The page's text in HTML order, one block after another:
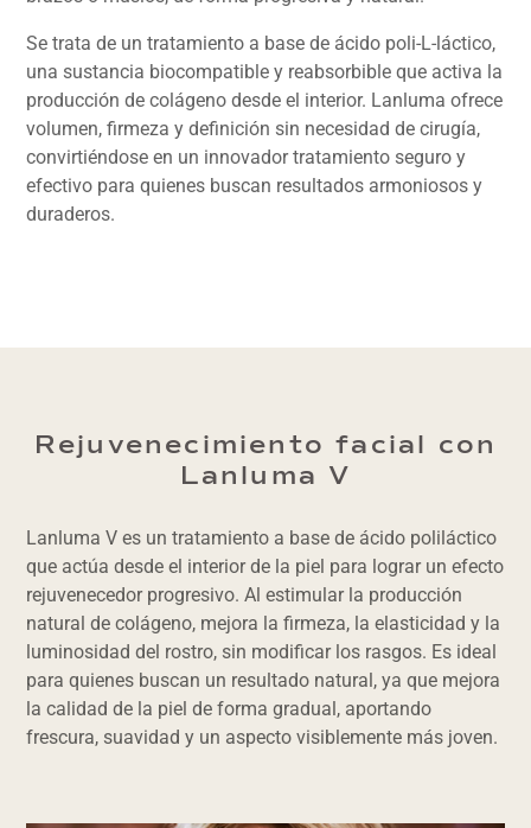
Se trata de un tratamiento a base de ácido poli-L-láctico,
una sustancia biocompatible y reabsorbible que activa la
producción de colágeno desde el interior. Lanluma ofrece
volumen, firmeza y definición sin necesidad de cirugía,
convirtiéndose en un innovador tratamiento seguro y
efectivo para quienes buscan resultados armoniosos y
duraderos.
Rejuvenecimiento facial con
Lanluma V
Lanluma V es un tratamiento a base de ácido poliláctico
que actúa desde el interior de la piel para lograr un efecto
rejuvenecedor progresivo. Al estimular la producción
natural de colágeno, mejora la firmeza, la elasticidad y la
luminosidad del rostro, sin modificar los rasgos. Es ideal
para quienes buscan un resultado natural, ya que mejora
la calidad de la piel de forma gradual, aportando
frescura, suavidad y un aspecto visiblemente más joven.